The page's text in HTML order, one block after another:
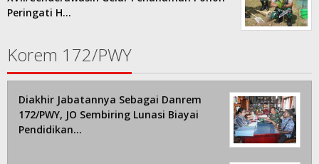
Peringati H…
Korem 172/PWY
Diakhir Jabatannya Sebagai Danrem
172/PWY, JO Sembiring Lunasi Biayai
Pendidikan…